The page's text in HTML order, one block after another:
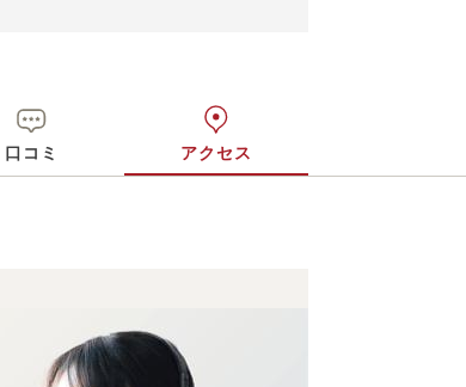
口コミ アクセス